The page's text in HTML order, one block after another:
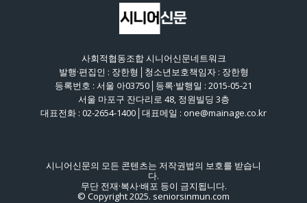
사회적협동조합 시니어신문네트워크
발행·편집인 : 장한형│청소년보호책임자 : 장한형
등록번호 : 서울 아03750│등록·발행일 : 2015-05-21
서울 마포구 잔다리로 48, 정원빌딩 3층
대표전화 : 02-2654-1400│대표메일 : one@mainage.co.kr
시니어신문의 모든 콘텐츠는 저작권법의 보호를 받습니
다.
무단 전재·복사·배포 등이 금지됩니다.
© Copyright 2025. seniorsinmun.com